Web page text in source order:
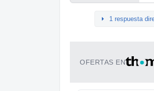
1 respuesta
OFERTAS EN